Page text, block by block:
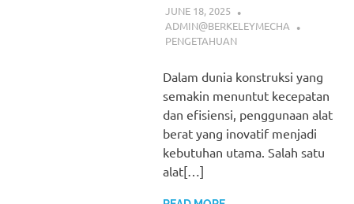
JUNE 18, 2025
ADMIN@BERKELEYMECHA
PENGETAHUAN
Dalam dunia konstruksi yang
semakin menuntut kecepatan
dan efisiensi, penggunaan alat
berat yang inovatif menjadi
kebutuhan utama. Salah satu
alat[…]